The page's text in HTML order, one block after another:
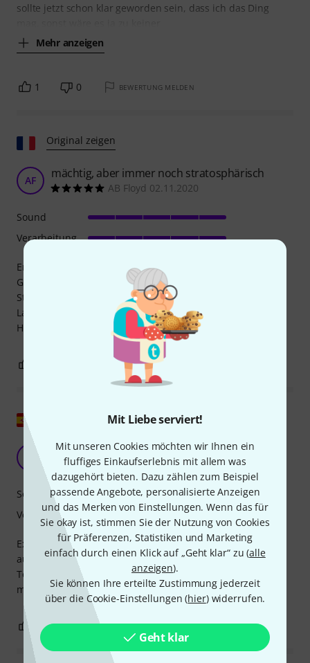
Mit Liebe serviert!
Mit unseren Cookies möchten wir Ihnen ein
fluffiges Einkaufserlebnis mit allem was
dazugehört bieten. Dazu zählen zum Beispiel
passende Angebote, personalisierte Anzeigen
und das Merken von Einstellungen. Wenn das für
Sie okay ist, stimmen Sie der Nutzung von Cookies
für Präferenzen, Statistiken und Marketing
einfach durch einen Klick auf „Geht klar“ zu (alle
anzeigen).
Sie können Ihre erteilte Zustimmung jederzeit
über die Cookie-Einstellungen (hier) widerrufen.
Geht klar
sollte jetzt schon klar geworden sein, dass ich das Ding
Mehr anzeigen
1 0 BEWERTUNG MELDEN
Original zeigen
AF mächtig, aber immer noch stratosphärisch
AB Floyd 02.11.2020
Er ist am Hals neben einem Humbucker am Steg verbaut.
Genau der Tonabnehmer, den ich brauchte: Er behält den
Strat-Sound bei, bietet aber mehr Mitten und mehr
Lautstärke und harmoniert somit perfekt mit dem
Humbucker. Solide, professionelle Verarbeitung.
Sound
Verarbeitung
BEWERTUNG MELDEN
Original zeigen
Exzellent
Davidvs 08.07.2020
Exzellenter, ausgewogener Klang und schnelle Ansprache
auf den Anschlag, mit gutem Sustain. Ich habe diese
Tonabnehmer in einer 500 € teuren G&L verbaut, und
meine Stratocaster Performer fängt an, Staub anzusetzen.
Sound
Verarbeitung
1 BEWERTUNG MELDEN